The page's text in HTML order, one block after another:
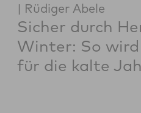
Rüdiger Abele
Sicher durch
Winter: So
für die kalte